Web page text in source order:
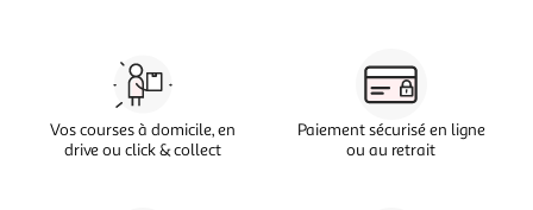
Vos courses à domicile, en
drive ou click & collect
Paiement sécurisé en ligne
ou au retrait